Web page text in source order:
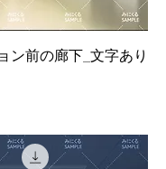
ン前の廊下_文字あり